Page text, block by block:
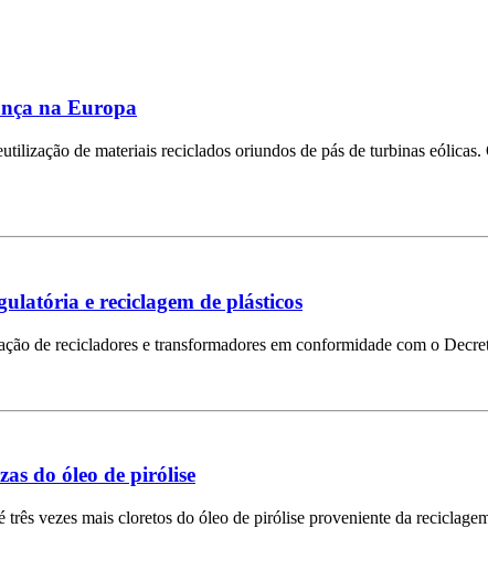
na Europa
de materiais reciclados oriundos de pás de turbinas
e reciclagem de plásticos
de recicladores e transformadores em conformidade com o
do óleo de pirólise
vezes mais cloretos do óleo de pirólise proveniente da